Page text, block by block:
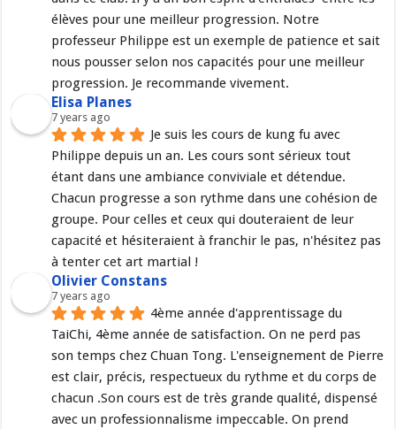
élèves pour une meilleur progression. Notre
professeur Philippe est un exemple de patience et sait
nous pousser selon nos capacités pour une meilleur
progression. Je recommande vivement.
Elisa Planes
7 years ago
Je suis les cours de kung fu avec
Philippe depuis un an. Les cours sont sérieux tout
étant dans une ambiance conviviale et détendue.
Chacun progresse a son rythme dans une cohésion de
groupe. Pour celles et ceux qui douteraient de leur
capacité et hésiteraient à franchir le pas, n'hésitez pas
à tenter cet art martial !
Olivier Constans
7 years ago
4ème année d'apprentissage du
TaiChi, 4ème année de satisfaction. On ne perd pas
son temps chez Chuan Tong. L'enseignement de Pierre
est clair, précis, respectueux du rythme et du corps de
chacun .Son cours est de très grande qualité, dispensé
avec un professionnalisme impeccable. On prend